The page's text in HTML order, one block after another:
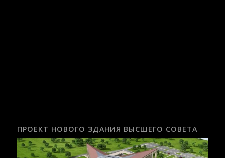
ПРОЕКТ НОВОГО ЗДАНИЯ ВЫСШЕГО СОВЕТА